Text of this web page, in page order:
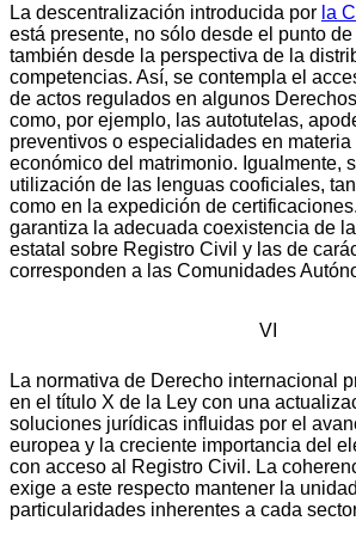
La descentralización introducida por la
está presente, no sólo desde el punto
también desde la perspectiva de la
competencias. Así, se contempla el
de actos regulados en algunos
como, por ejemplo, las autotutelas,
preventivos o especialidades en materia
económico del matrimonio. Igualmente,
utilización de las lenguas cooficiales,
como en la expedición de
garantiza la adecuada coexistencia de
estatal sobre Registro Civil y las de
corresponden a las Comunidades
VI
La normativa de Derecho internacional
en el título X de la Ley con una
soluciones jurídicas influidas por el
europea y la creciente importancia del
con acceso al Registro Civil. La
exige a este respecto mantener la
particularidades inherentes a cada